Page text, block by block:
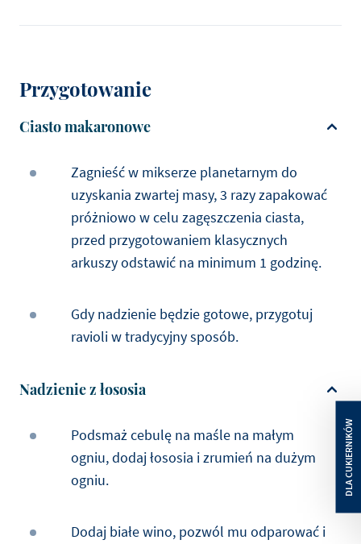
Przygotowanie
Ciasto makaronowe
Zagnieść w mikserze planetarnym do
uzyskania zwartej masy, 3 razy zapakować
próżniowo w celu zagęszczenia ciasta,
przed przygotowaniem klasycznych
arkuszy odstawić na minimum 1 godzinę.
Gdy nadzienie będzie gotowe, przygotuj
ravioli w tradycyjny sposób.
Nadzienie z łososia
Podsmaż cebulę na maśle na małym
ogniu, dodaj łososia i zrumień na dużym
ogniu.
Dodaj białe wino, pozwól mu odparować i